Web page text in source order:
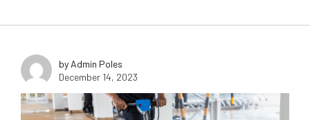
by Admin Poles
December 14, 2023